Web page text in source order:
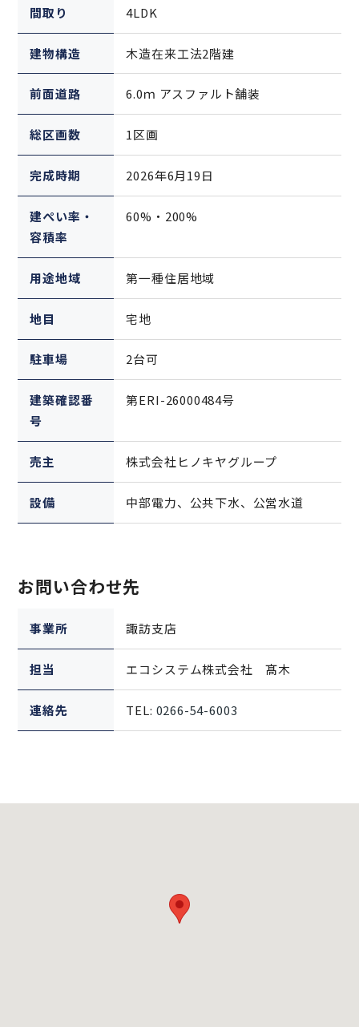
間取り 4LDK
建物構造 木造在来工法2階建
前面道路 6.0ｍ アスファルト舗装
総区画数 1区画
完成時期 2026年6月19日
建ぺい率・
容積率
60%・200%
用途地域 第一種住居地域
地目 宅地
駐車場 2台可
建築確認番
号
第ERI-26000484号
売主 株式会社ヒノキヤグループ
設備 中部電力、公共下水、公営水道
お問い合わせ先
事業所 諏訪支店
担当 エコシステム株式会社 髙木
連絡先 TEL: 0266-54-6003